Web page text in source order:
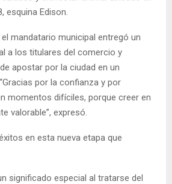
esquina Edison.
mandatario municipal entregó un
a los titulares del comercio y
apostar por la ciudad en un
por la confianza y por
momentos difíciles, porque creer en
valorable”, expresó.
en esta nueva etapa que
significado especial al tratarse del